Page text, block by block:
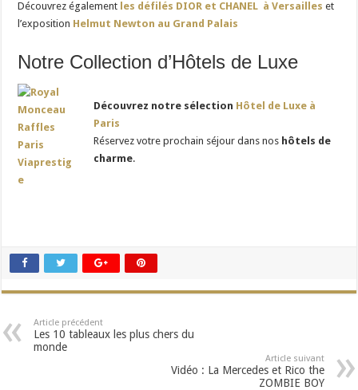
Découvrez également les défilés DIOR et CHANEL à Versailles et
l’exposition Helmut Newton au Grand Palais
Notre Collection d’Hôtels de Luxe
Découvrez notre sélection Hôtel de Luxe à
Paris
Réservez votre prochain séjour dans nos hôtels de
charme.
Article précédent
Les 10 tableaux les plus chers du
monde
Article suivant
Vidéo : La Mercedes et Rico the
ZOMBIE BOY